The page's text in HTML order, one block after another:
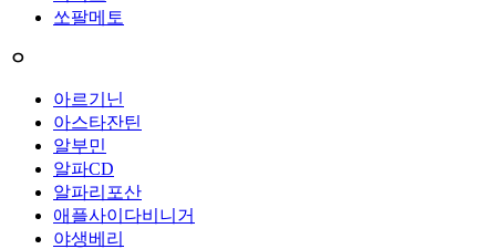
쏘팔메토
ㅇ
아르기닌
아스타잔틴
알부민
알파CD
알파리포산
애플사이다비니거
야생베리